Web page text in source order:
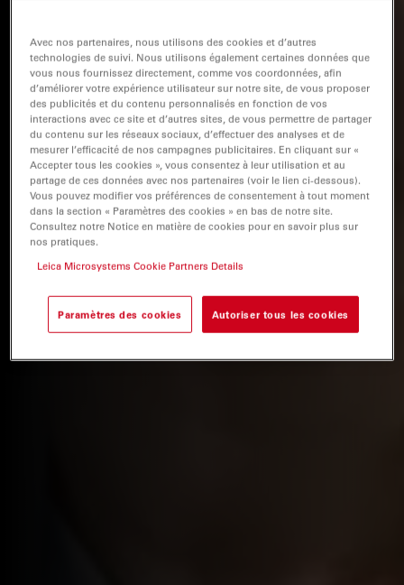
Avec nos partenaires, nous utilisons des cookies et d’autres
technologies de suivi. Nous utilisons également certaines données que
vous nous fournissez directement, comme vos coordonnées, afin
d’améliorer votre expérience utilisateur sur notre site, de vous proposer
des publicités et du contenu personnalisés en fonction de vos
interactions avec ce site et d’autres sites, de vous permettre de partager
du contenu sur les réseaux sociaux, d’effectuer des analyses et de
mesurer l’efficacité de nos campagnes publicitaires. En cliquant sur «
Accepter tous les cookies », vous consentez à leur utilisation et au
partage de ces données avec nos partenaires (voir le lien ci-dessous).
Vous pouvez modifier vos préférences de consentement à tout moment
dans la section « Paramètres des cookies » en bas de notre site.
Consultez notre Notice en matière de cookies pour en savoir plus sur
nos pratiques.
Leica Microsystems Cookie Partners Details
Paramètres des cookies Autoriser tous les cookies